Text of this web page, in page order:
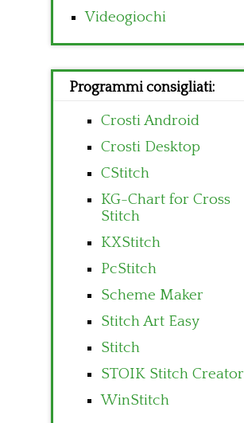
Videogiochi
Programmi consigliati:
Crosti Android
Crosti Desktop
CStitch
KG-Chart for Cross
Stitch
KXStitch
PcStitch
Scheme Maker
Stitch Art Easy
Stitch
STOIK Stitch Creator
WinStitch